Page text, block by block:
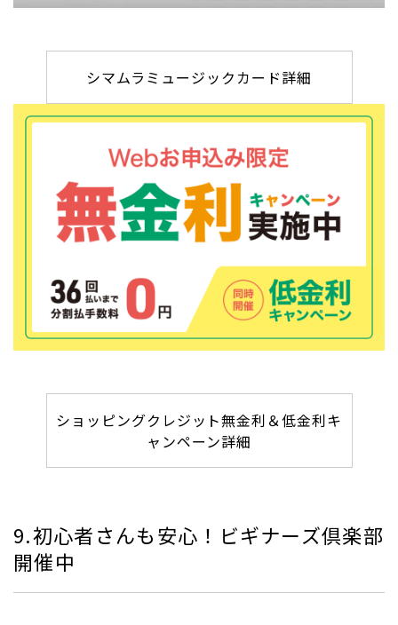
シマムラミュージックカード詳細
ショッピングクレジット無金利＆低金利キ
ャンペーン詳細
9.初心者さんも安心！ビギナーズ倶楽部
開催中